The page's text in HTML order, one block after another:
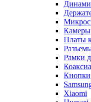
Камеры
Платы
Рамки
Кнопки
Xiaomi